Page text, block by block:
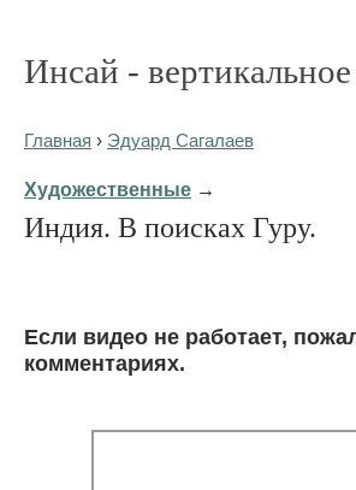
Инсай - вертикальное
Главная › Эдуард Сагалаев
Художественные →
Индия. В поисках Гуру.
Eсли видео не работает,
комментариях.